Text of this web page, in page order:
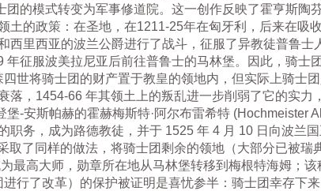
的模式转变为军事修道院。这一创作反映了霍亨斯陶
土的政策：在圣地，在1211-25年在匈牙利，后来在吸
西里西亚的波兰公爵进行了战斗，征服了异教徒普鲁士
征服波美拉尼亚后前往普鲁士的马林堡。因此，骑士
世将骑士团的财产置于教皇的领地内，但实际上骑士
落，1454-66 年其领土上的叛乱进一步削弱了它的实力
-安斯帕赫的霍赫梅斯特·阿尔布雷希特 (Hochmeister
职务，成为路德教徒，并于 1525 年 4 月 10 日向波兰
取了同样的做法，将骑士团剩余的领地（大部分已被瑞
最高大师，勋章所在地从马林堡转移到梅根特海姆；
行了改革）的保护被证明是喜忧参半：骑士团幸存下